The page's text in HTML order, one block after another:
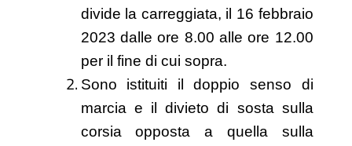
divide la carreggiata, il 16 febbraio
2023 dalle ore 8.00 alle ore 12.00
per il fine di cui sopra.
Sono istituiti il doppio senso di
marcia e il divieto di sosta sulla
corsia opposta a quella sulla